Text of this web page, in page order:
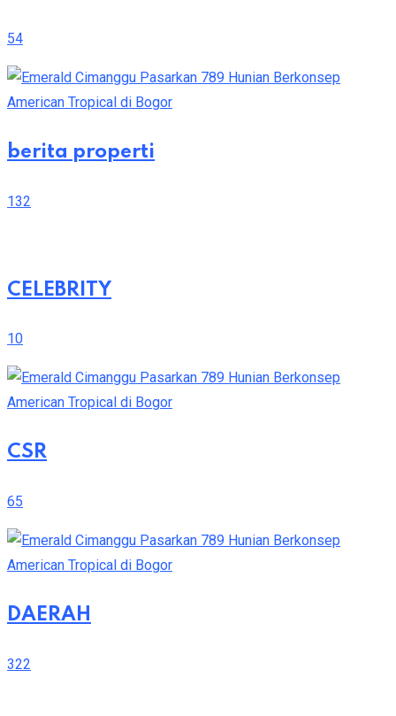
54
berita properti
132
CELEBRITY
10
CSR
65
DAERAH
322